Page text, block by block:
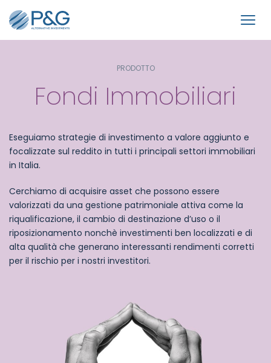
PRODOTTO
Fondi Immobiliari
Eseguiamo strategie di investimento a valore aggiunto e
focalizzate sul reddito in tutti i principali settori immobiliari
in Italia.
Cerchiamo di acquisire asset che possono essere
valorizzati da una gestione patrimoniale attiva come la
riqualificazione, il cambio di destinazione d’uso o il
riposizionamento nonchè investimenti ben localizzati e di
alta qualità che generano interessanti rendimenti corretti
per il rischio per i nostri investitori.